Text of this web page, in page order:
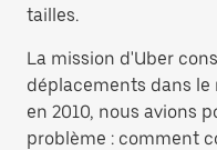
tailles.
La mission d'Uber
déplacements dans le
en 2010, nous avions
problème : comment